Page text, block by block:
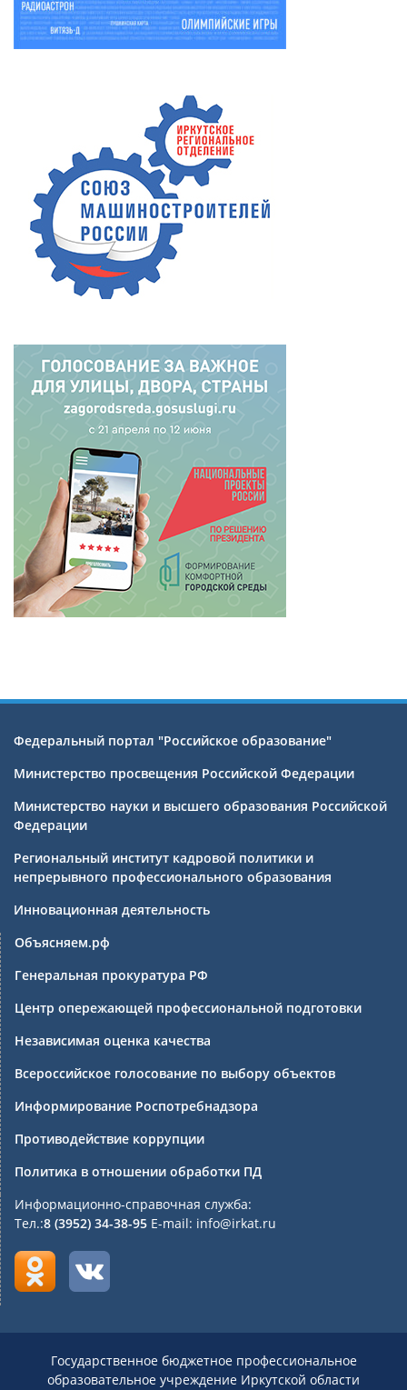
Федеральный портал "Российское образование"
Министерство просвещения Российской Федерации
Министерство науки и высшего образования Российской
Федерации
Региональный институт кадровой политики и
непрерывного профессионального образования
Инновационная деятельность
Объясняем.рф
Генеральная прокуратура РФ
Центр опережающей профессиональной подготовки
Независимая оценка качества
Всероссийское голосование по выбору объектов
Информирование Роспотребнадзора
Противодействие коррупции
Политика в отношении обработки ПД
Информационно-справочная служба:
Тел.:8 (3952) 34-38-95 E-mail: info@irkat.ru
Государственное бюджетное профессиональное
образовательное учреждение Иркутской области